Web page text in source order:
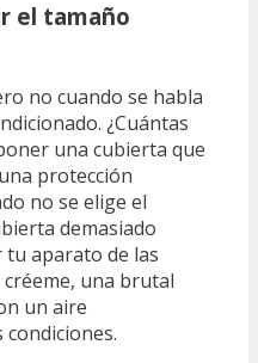
el tamaño
no cuando se habla
¿Cuántas
una cubierta que
protección
no se elige el
demasiado
aparato de las
créeme, una brutal
un aire